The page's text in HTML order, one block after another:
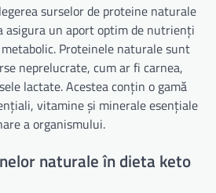
surselor de proteine naturale
asigura un aport optim de nutrienți
Proteinele naturale sunt
neprelucrate, cum ar fi carnea,
lactate. Acestea conțin o gamă
vitamine și minerale esențiale
a organismului.
naturale în dieta keto